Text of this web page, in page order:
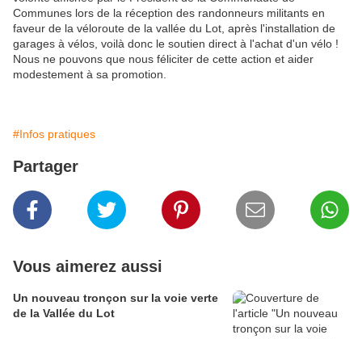
Communes lors de la réception des randonneurs militants en
faveur de la véloroute de la vallée du Lot, après l'installation de
garages à vélos, voilà donc le soutien direct à l'achat d'un vélo !
Nous ne pouvons que nous féliciter de cette action et aider
modestement à sa promotion.
#Infos pratiques
Partager
Vous aimerez aussi
Un nouveau tronçon sur la voie verte
de la Vallée du Lot